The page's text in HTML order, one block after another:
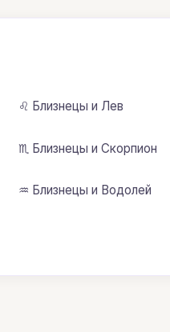
♌ Близнецы и Лев
♏ Близнецы и Скорпион
♒ Близнецы и Водолей